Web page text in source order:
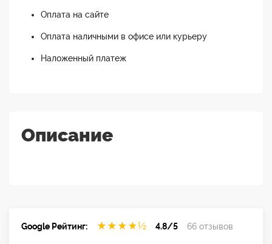
Оплата на сайте
Оплата наличными в офисе или курьеру
Наложенный платеж
Описание
Google Рейтинг: ★ ★ ★ ★½ 4.8/5 66 отзывов